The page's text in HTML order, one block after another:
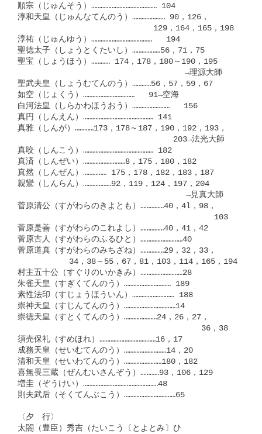
順宗（じゅんそう）…………………………………… 104
淳和天皇（じゅんなてんのう）………………… 90，126，
129，164，165，198
淳祐（じゅんゆう）…………………………………   194
聖徳太子（しょうとくたいし）………………56，71，75
聖宝（しょうほう）………… 174，178，180～190，195
→理源大師
聖武夫皇（しょうむてんのう）…………56，57，59，67
如空（じょくう）……………………………   91→空海
白河法皇（しらかわほうおう）……………………   156
真円（しんえん）……………………………………… 141
真雅（しんが）…………173，178～187，190，192，193，
203→法光大師
真咬（しんこう）……………………………………… 182
真済（しんぜい）………………………8，175．180，182
真然（しんぜん）…………… 175，178，182，183，187
親鸞（しんらん）………………92，119，124，197，204
→見真大師
菅原清公（すがわらのきよとも）……………40，4l，98，
103
菅原是善（すがわらのこれよし）……………40，41，42
菅原古人（すがわらのふるひと）………………………40
菅原道真（すがわらのみちざね）……………29，32，33，
34，38～55，67，81，103，114，165，194
村主五十公（すぐりのいかきみ）………………………28
朱雀天皇（すぎくてんのう）………………………… 189
素性法印（すじょうほういん）……………………… 188
崇神天皇（すじんてんのう）……………………………14
崇徳天皇（すとくてんのう）…………………24，26，27，
36，38
須売保礼（すめほれ）………………………………16，17
成務天皇（せいむてんのう）………………………14，20
清和天皇（せいわてんのう）……………………180，182
喜無畏三蔵（ぜんむいさんぞう）…………93，106，129
増圭（ぞうけい）…………………………………………48
則夫武后（そくてんぶこう）……………………………65
〈夕　行〉
太閤（豊臣）秀吉（たいこう〔とよとみ〕ひ